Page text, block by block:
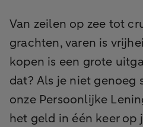
Van zeilen op zee tot
grachten, varen is
kopen is een grote
dat? Als je niet genoeg
onze Persoonlijke
het geld in één keer op